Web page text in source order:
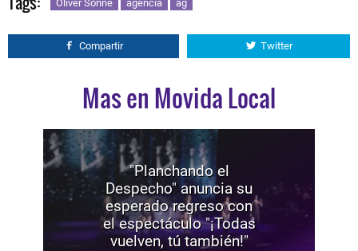
Oliver Sonne agencia ag
Compartir Twitter
Mas en Movida Local
"Planchando el
Despecho" anuncia su
esperado regreso con
el espectáculo "¡Todas
vuelven, tú también!"